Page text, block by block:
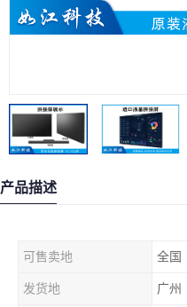
产品描述
可售卖地 全国
发货地 广州